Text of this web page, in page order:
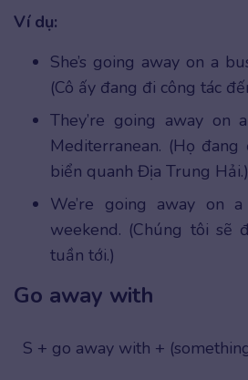
Ví dụ:
She’s going away on a
(Cô ấy đang đi công tác
They’re going away on
Mediterranean. (Họ
biển quanh Địa Trung Hải.)
We’re going away on
weekend. (Chúng tôi sẽ
tuần tới.)
Go away with
S + go away with +